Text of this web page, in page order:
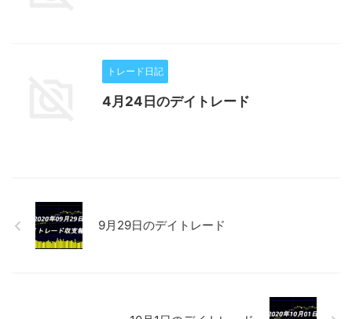
トレード日記
4月24日のデイトレード
9月29日のデイトレード